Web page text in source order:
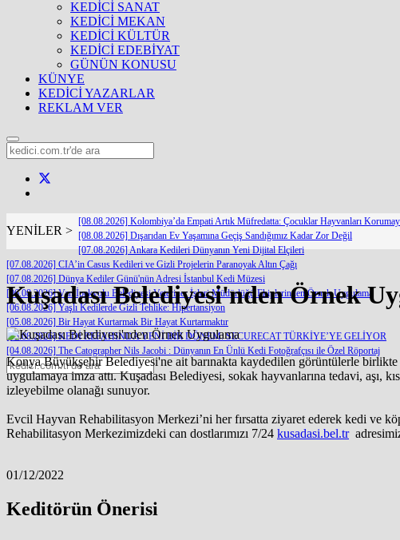
KEDİCİ SANAT
KEDİCİ MEKAN
KEDİCİ KÜLTÜR
KEDİCİ EDEBİYAT
GÜNÜN KONUSU
KÜNYE
KEDİCİ YAZARLAR
REKLAM VER
YENİLER >
[08.08.2026] Kolombiya’da Empati Artık Müfredatta: Çocuklar Hayvanları
[08.08.2026] Dışarıdan Ev Yaşamına Geçiş Sandığımız Kadar Zor Değil
[07.08.2026] Ankara Kedileri Dünyanın Yeni Dijital Elçileri
[07.08.2026] CIA’in Casus Kedileri ve Gizli Projelerin Paranoyak Altın Çağı
[07.08.2026] Dünya Kediler Günü'nün Adresi İstanbul Kedi Müzesi
[06.08.2026] Van İpekyolu Belediyesi Veteriner İşleri Müdürlüğü Ekiplerinden Örnek Uygulama
[06.08.2026] Yaşlı Kedilerde Gizli Tehlike: Hipertansiyon
[05.08.2026] Bir Hayat Kurtarmak Bir Hayat Kurtarmaktır
[05.08.2026] KEDİ REFAHINDA YENİ BİR DÖNEM: SECURECAT TÜRKİYE’YE GELİYOR
[04.08.2026] The Catographer Nils Jacobi : Dünyanın En Ünlü Kedi Fotoğrafçısı ile Özel Röportaj
Kuşadası Belediyesi'nden Örnek
Konya Büyükşehir Belediyesi'ne ait barınakta kaydedilen görüntülerle
uygulamaya imza attı. Kuşadası Belediyesi, sokak hayvanlarına tedavi, aşı,
izleyebilme olanağı sunuyor.
Evcil Hayvan Rehabilitasyon Merkezi’ni her fırsatta ziyaret ederek kedi ve
Rehabilitasyon Merkezimizdeki can dostlarımızı 7/24 kusadasi.bel.tr
01/12/2022
Keditörün Önerisi